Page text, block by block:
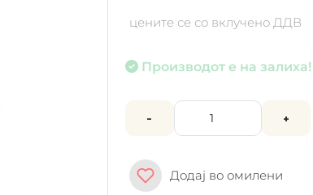
цените се со вклучено ДДВ
Производот е на залиха!
- +
Додај во омилени